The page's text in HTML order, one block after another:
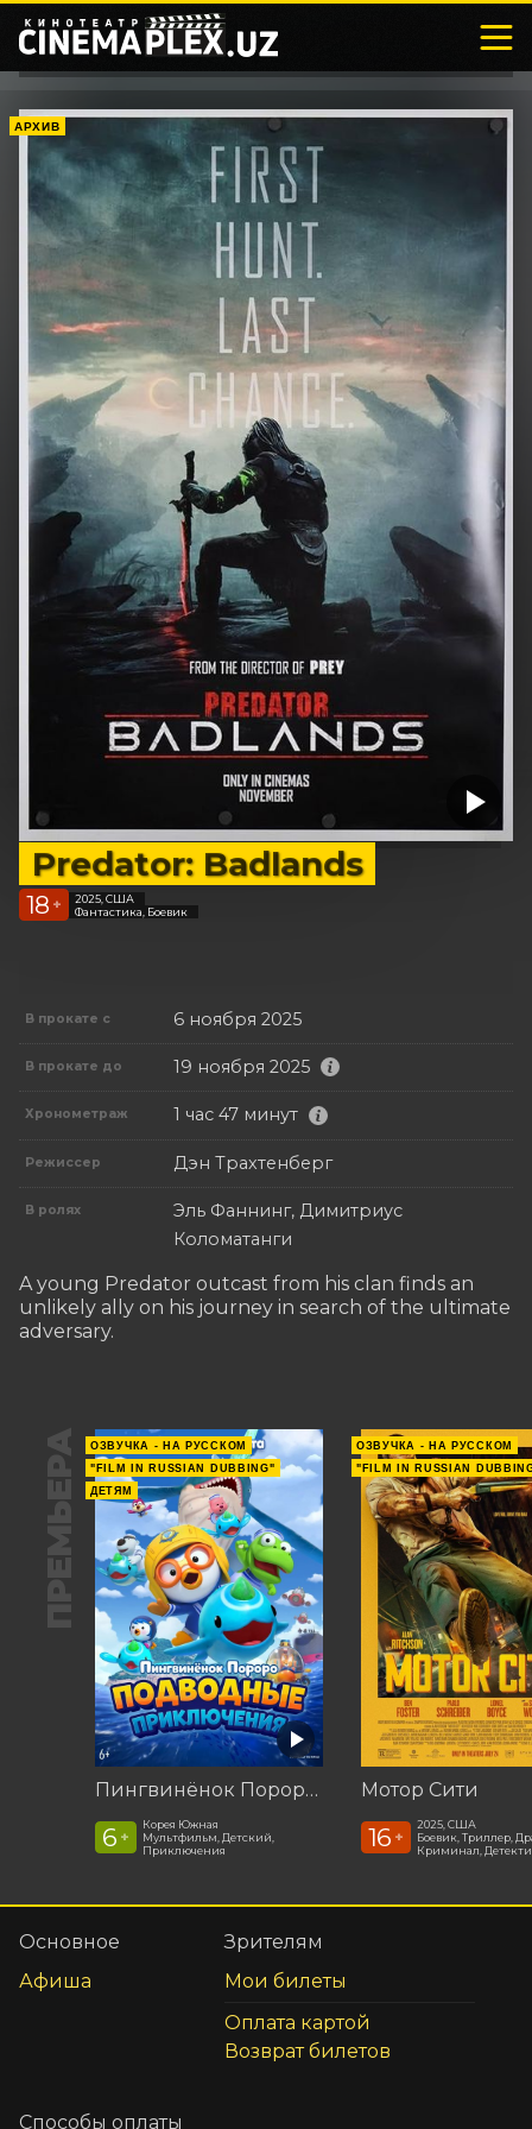
АРХИВ
Predator: Badlands
18 +
2025, США
Фантастика, Боевик
В прокате с 6 ноября 2025
В прокате до 19 ноября 2025
Хронометраж 1 час 47 минут
Режиссер Дэн Трахтенберг
В ролях
Эль Фаннинг, Димитриус
Коломатанги
A young Predator outcast from his clan finds an
unlikely ally on his journey in search of the ultimate
adversary.
ПРЕМЬЕРА
ОЗВУЧКА - НА РУССКОМ
"FILM IN RUSSIAN DUBBING"
ДЕТЯМ
Пингвинёнок Пороро: Подводные приключения
6 +
Корея Южная
Мультфильм, Детский,
Приключения
ОЗВУЧКА - НА РУССКОМ
"FILM IN RUSSIAN
Мотор Сити
16 +
2025, США
Боевик, Триллер,
Криминал,
Основное
Афиша
Зрителям
Мои билеты
Оплата картой
Возврат билетов
Способы оплаты